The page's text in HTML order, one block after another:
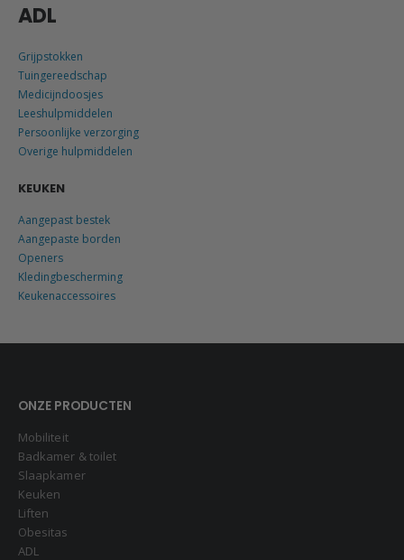
ADL
Grijpstokken
Tuingereedschap
Medicijndoosjes
Leeshulpmiddelen
Persoonlijke verzorging
Overige hulpmiddelen
KEUKEN
Aangepast bestek
Aangepaste borden
Openers
Kledingbescherming
Keukenaccessoires
ONZE PRODUCTEN
Mobiliteit
Badkamer & toilet
Slaapkamer
Keuken
Liften
Obesitas
ADL